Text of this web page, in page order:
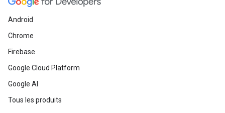
Android
Chrome
Firebase
Google Cloud Platform
Google AI
Tous les produits